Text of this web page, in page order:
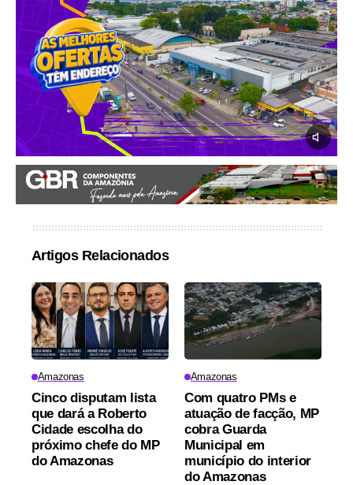
Artigos Relacionados
Amazonas
Cinco disputam lista
que dará a Roberto
Cidade escolha do
próximo chefe do MP
do Amazonas
Amazonas
Com quatro PMs e
atuação de facção, MP
cobra Guarda
Municipal em
município do interior
do Amazonas